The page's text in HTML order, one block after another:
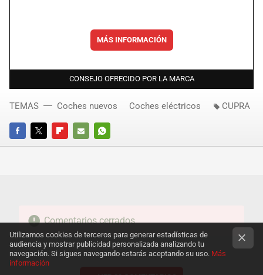
MÁS INFORMACIÓN
CONSEJO OFRECIDO POR LA MARCA
FACEBOOKTWITTERFLIPBOARD
E-
WHATSAPP
TEMAS Coches nuevos Coches eléctricos CUPRA
Comentarios cerrados
Utilizamos cookies de terceros para generar estadísticas de
audiencia y mostrar publicidad personalizada analizando tu
navegación. Si sigues navegando estarás aceptando su uso. Más
información